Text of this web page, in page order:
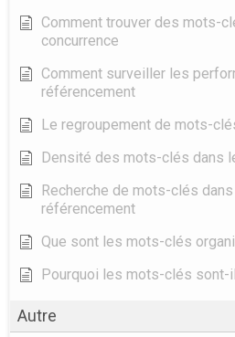
Comment trouver des mots-
concurrence
Comment surveiller les
référencement
Le regroupement de mots-
Densité des mots-clés dans
Recherche de mots-clés
référencement
Que sont les mots-clés
Pourquoi les mots-clés sont-
Autre